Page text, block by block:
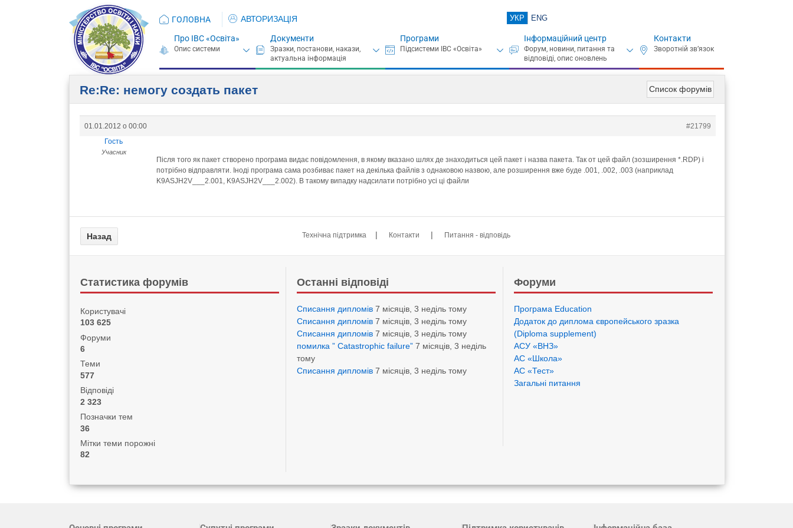
ГОЛОВНА АВТОРИЗАЦІЯ УКР ENG
Про ІВС «Освіта» Документи Програми Інформаційний центр Контакти
Список форумів
Re:Re: немогу создать пакет
01.01.2012 о 00:00
#21799
Гость
Учасник
Після того як пакет створено програма видає повідомлення, в якому вказано шлях де знаходиться цей пакет і назва пакета. Так от цей файл (зозширення *.RDP) і
потрібно відправляти. Іноді програма сама розбиває пакет на декілька файлів з однаковою назвою, але розширення вже буде .001, .002, .003 (наприклад
K9ASJH2V___2.001, K9ASJH2V___2.002). В такому випадку надсилати потрібно усі ці файли
Технічна підтримка | Контакти | Питання - відповідь
Статистика форумів
Користувачі
103 625
Форуми
6
Теми
577
Відповіді
2 323
Позначки тем
36
Мітки теми порожні
82
Останні відповіді
Списання дипломів 7 місяців, 3 неділь тому
Списання дипломів 7 місяців, 3 неділь тому
Списання дипломів 7 місяців, 3 неділь тому
помилка ” Catastrophic failure” 7 місяців, 3 неділь
тому
Списання дипломів 7 місяців, 3 неділь тому
Форуми
Програма Eduсation
Додаток до диплома європейського зразка
(Diploma supplement)
АСУ «ВНЗ»
АС «Школа»
АС «Тест»
Загальні питання